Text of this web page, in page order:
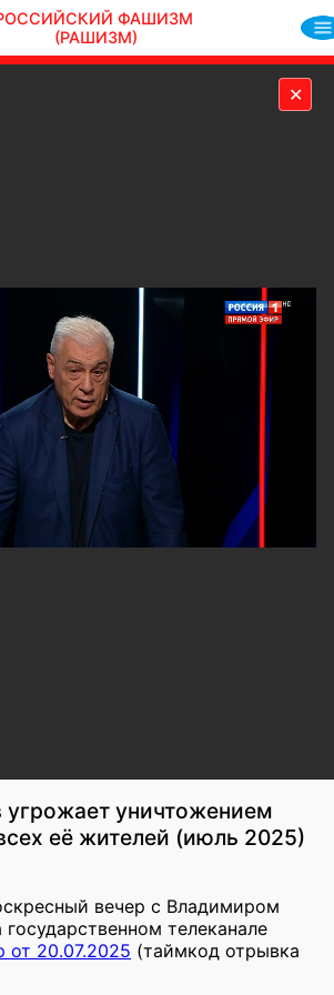
ФАШИЗМ
(РАШИЗМ)
✕
угрожает уничтожением
её жителей (июль 2025)
вечер с Владимиром
телеканале
от 20.07.2025 (таймкод отрывка